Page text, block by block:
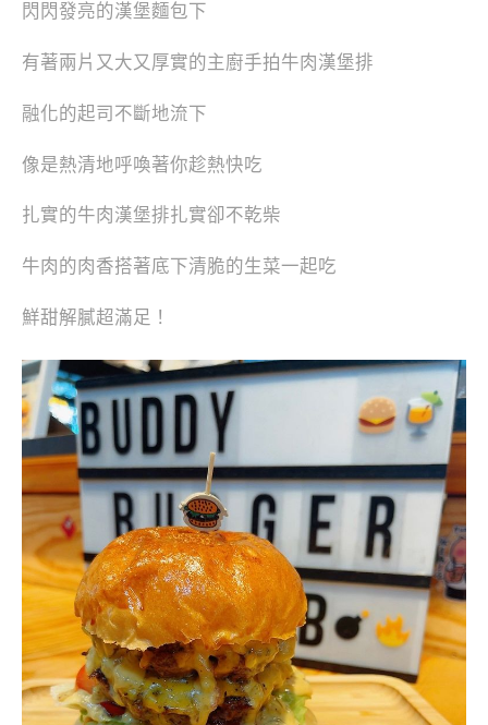
閃閃發亮的漢堡麵包下
有著兩片又大又厚實的主廚手拍牛肉漢堡排
融化的起司不斷地流下
像是熱清地呼喚著你趁熱快吃
扎實的牛肉漢堡排扎實卻不乾柴
牛肉的肉香搭著底下清脆的生菜一起吃
鮮甜解膩超滿足！